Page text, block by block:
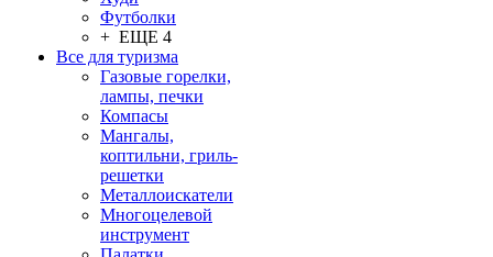
Футболки
+ ЕЩЕ 4
Все для туризма
Газовые горелки,
лампы, печки
Компасы
Мангалы,
коптильни, гриль-
решетки
Металлоискатели
Многоцелевой
инструмент